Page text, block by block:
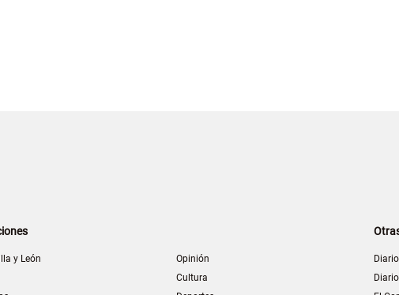
y León
Opinión
Cultura